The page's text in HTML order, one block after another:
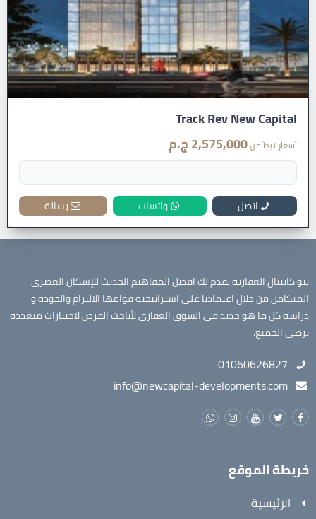
Track Rev New Capital
أسعار تبدأ من2,575,000 ج.م
اتصل واتساب رسالة
نيو كابيتال العقارية نقدم لك افضل المفاهيم الحديث للإسكان العصري
المتكامل من خلال اعتمادنا على استراتيجيه قوامها الالتزام والجودة و
دراسة كل ما هو جديد في السوق العقاري لأتاحت الفرص لاختيارات متعددة
ترضى الجميع.
01060626827
info@newcapital-developments.com
خريطة الموقع
الرئيسية